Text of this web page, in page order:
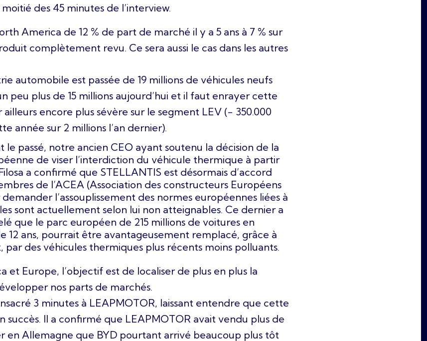
des 45 minutes de l’interview.
America de 12 % de part de marché il y a 5 ans à 7 % sur
complètement revu. Ce sera aussi le cas dans les autres
automobile est passée de 19 millions de véhicules neufs
peu plus de 15 millions aujourd’hui et il faut enrayer cette
encore plus sévère sur le segment LEV (- 350.000
année sur 2 millions l’an dernier).
passé, notre ancien CEO ayant soutenu la décision de la
de viser l’interdiction du véhicule thermique à partir
a confirmé que STELLANTIS est désormais d’accord
de l’ACEA (Association des constructeurs Européens
l’assouplissement des normes européennes liées à
sont actuellement selon lui non atteignables. Ce dernier a
que le parc européen de 215 millions de voitures en
12 ans, pourrait être avantageusement remplacé, grâce à
par des véhicules thermiques plus récents moins polluants.
et Europe, l’objectif est de localiser de plus en plus la
nos parts de marchés.
3 minutes à LEAPMOTOR, laissant entendre que cette
succès. Il a confirmé que LEAPMOTOR avait vendu plus de
en Allemagne que BYD pourtant arrivé beaucoup plus tôt